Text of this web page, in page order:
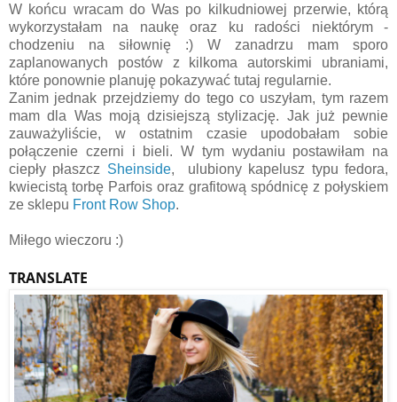
W końcu wracam do Was po kilkudniowej przerwie, którą
wykorzystałam na naukę oraz ku radości niektórym -
chodzeniu na siłownię :) W zanadrzu mam sporo
zaplanowanych postów z kilkoma autorskimi ubraniami,
które ponownie planuję pokazywać tutaj regularnie.
Zanim jednak przejdziemy do tego co uszyłam, tym razem
mam dla Was moją dzisiejszą stylizację. Jak już pewnie
zauważyliście, w ostatnim czasie upodobałam sobie
połączenie czerni i bieli. W tym wydaniu postawiłam na
ciepły płaszcz Sheinside, ulubiony kapelusz typu fedora,
kwiecistą torbę Parfois oraz grafitową spódnicę z połyskiem
ze sklepu Front Row Shop.
Miłego wieczoru :)
TRANSLATE